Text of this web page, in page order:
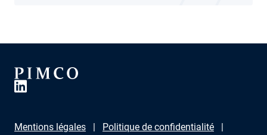
Mentions légales
Politique de confidentialité